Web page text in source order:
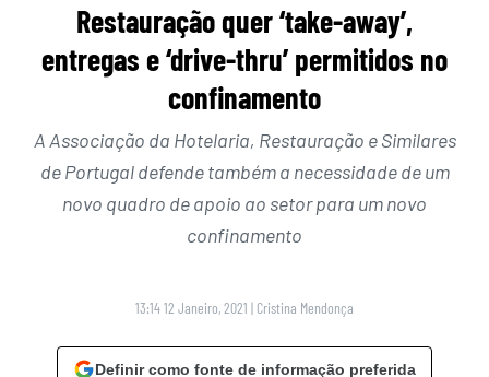
Restauração quer ‘take-away’,
entregas e ‘drive-thru’ permitidos no
confinamento
A Associação da Hotelaria, Restauração e Similares
de Portugaldefende também a necessidade de um
novo quadro de apoio ao setor para um novo
confinamento
13:14 12 Janeiro, 2021 | Cristina Mendonça
Definir como fonte de informação preferida